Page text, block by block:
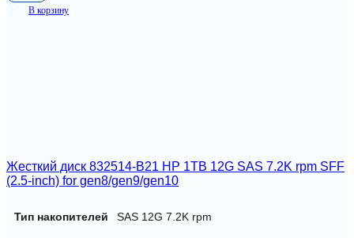
В корзину
Жесткий диск 832514-B21 HP 1TB 12G SAS 7.2K rpm SFF
(2.5-inch) for gen8/gen9/gen10
Тип накопителей SAS 12G 7.2K rpm